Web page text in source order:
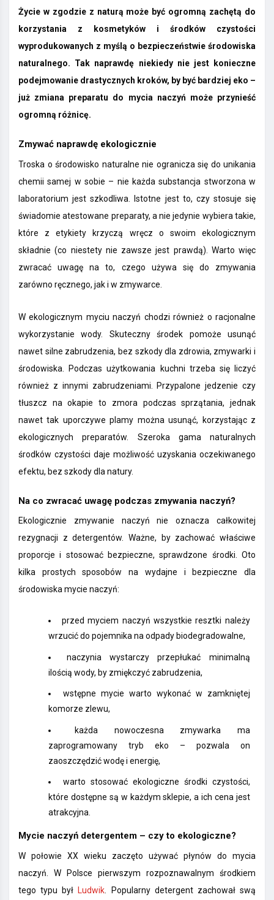
Życie w zgodzie z naturą może być ogromną zachętą do
korzystania z kosmetyków i środków czystości
wyprodukowanych z myślą o bezpieczeństwie środowiska
naturalnego. Tak naprawdę niekiedy nie jest konieczne
podejmowanie drastycznych kroków, by być bardziej eko –
już zmiana preparatu do mycia naczyń może przynieść
ogromną różnicę.
Zmywać naprawdę ekologicznie
Troska o środowisko naturalne nie ogranicza się do unikania
chemii samej w sobie – nie każda substancja stworzona w
laboratorium jest szkodliwa. Istotne jest to, czy stosuje się
świadomie atestowane preparaty, a nie jedynie wybiera takie,
które z etykiety krzyczą wręcz o swoim ekologicznym
składnie (co niestety nie zawsze jest prawdą). Warto więc
zwracać uwagę na to, czego używa się do zmywania
zarówno ręcznego, jak i w zmywarce.
W ekologicznym myciu naczyń chodzi również o racjonalne
wykorzystanie wody. Skuteczny środek pomoże usunąć
nawet silne zabrudzenia, bez szkody dla zdrowia, zmywarki i
środowiska. Podczas użytkowania kuchni trzeba się liczyć
również z innymi zabrudzeniami. Przypalone jedzenie czy
tłuszcz na okapie to zmora podczas sprzątania, jednak
nawet tak uporczywe plamy można usunąć, korzystając z
ekologicznych preparatów. Szeroka gama naturalnych
środków czystości daje możliwość uzyskania oczekiwanego
efektu, bez szkody dla natury.
Na co zwracać uwagę podczas zmywania naczyń?
Ekologicznie zmywanie naczyń nie oznacza całkowitej
rezygnacji z detergentów. Ważne, by zachować właściwe
proporcje i stosować bezpieczne, sprawdzone środki. Oto
kilka prostych sposobów na wydajne i bezpieczne dla
środowiska mycie naczyń:
przed myciem naczyń wszystkie resztki należy
wrzucić do pojemnika na odpady biodegradowalne,
naczynia wystarczy przepłukać minimalną
ilością wody, by zmiękczyć zabrudzenia,
wstępne mycie warto wykonać w zamkniętej
komorze zlewu,
każda nowoczesna zmywarka ma
zaprogramowany tryb eko – pozwala on
zaoszczędzić wodę i energię,
warto stosować ekologiczne środki czystości,
które dostępne są w każdym sklepie, a ich cena jest
atrakcyjna.
Mycie naczyń detergentem – czy to ekologiczne?
W połowie XX wieku zaczęto używać płynów do mycia
naczyń. W Polsce pierwszym rozpoznawalnym środkiem
tego typu byłLudwik . Popularny detergent zachował swą